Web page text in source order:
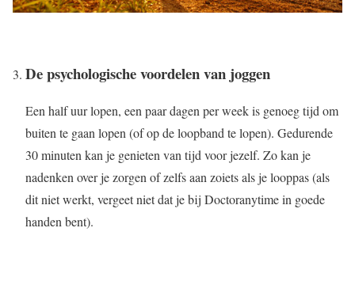
De psychologische voordelen van joggen
Een half uur lopen, een paar dagen per week is genoeg tijd om
buiten te gaan lopen (of op de loopband te lopen). Gedurende
30 minuten kan je genieten van tijd voor jezelf. Zo kan je
nadenken over je zorgen of zelfs aan zoiets als je looppas (als
dit niet werkt, vergeet niet dat je bij Doctoranytime in goede
handen bent).